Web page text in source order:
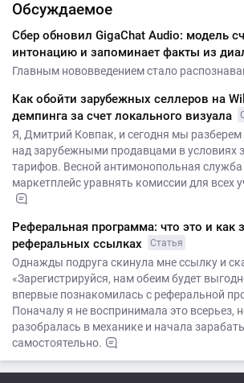
Обсуждаемое
Сбер обновил GigaChat Audio: модель
интонацию и запоминает факты из
Главным нововведением стало
Как обойти зарубежных селлеров на
демпинга за счет локального визуала
Я, Дмитрий Ковпак, и сегодня мы разберем
над зарубежными продавцами в условиях
тарифов. Весной антимонопольная служба
маркетплейс уравнять комиссии для всех
Реферальная программа: что это и как
реферальных ссылках
Статья
Однажды подруга скинула мне ссылку и
«Зарегистрируйся, нам обеим будет
впервые познакомилась с реферальной
Поначалу я не воспринимала это всерьез,
разобралась в механике и начала
самостоятельно.